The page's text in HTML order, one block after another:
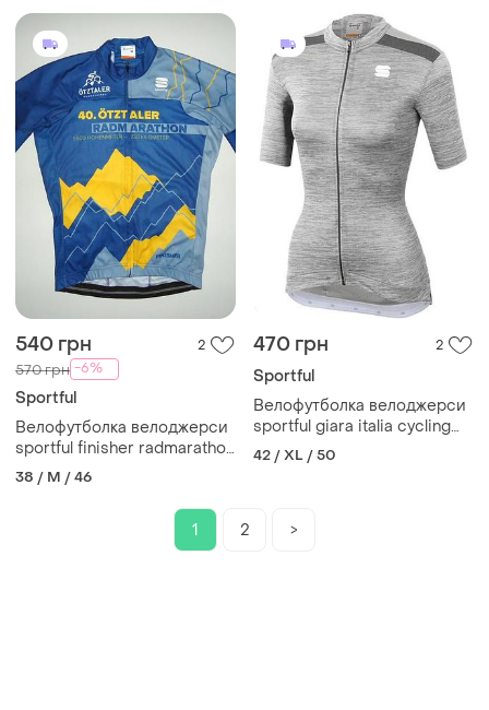
540 грн 2
570 грн -6%
Sportful
Велофутболка велоджерси
sportful finisher radmarathon
pro cycling team shirt 2020
(m)
38 / M / 46
470 грн 2
Sportful
Велофутболка велоджерси
sportful giara italia cycling
jersey женская (xl)
42 / XL / 50
1 2 >